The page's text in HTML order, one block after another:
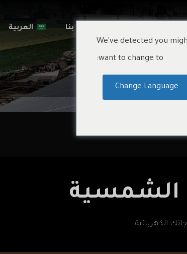
اتصال بنا العربية
الشمسية
الكهربائية
We've detected you
want to change to:
Change Language